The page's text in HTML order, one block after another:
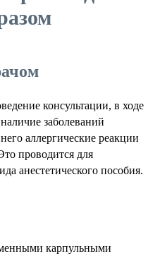
консультации, в ходе
заболеваний
аллергические реакции
проводится для
анестетического пособия.
карпульными